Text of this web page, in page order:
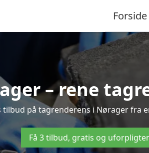
Forside
– rene
tilbud på tagrenderens i Nørager
Få 3 tilbud, gratis og